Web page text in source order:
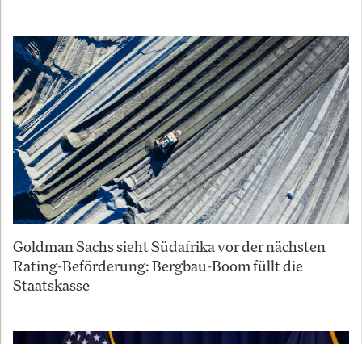
Goldman Sachs sieht Südafrika vor der nächsten
Rating-Beförderung: Bergbau-Boom füllt die
Staatskasse